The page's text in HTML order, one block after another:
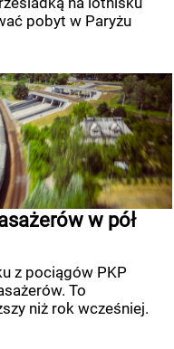
pobyt w Paryżu
w pół
z pociągów PKP
To
niż rok wcześniej.